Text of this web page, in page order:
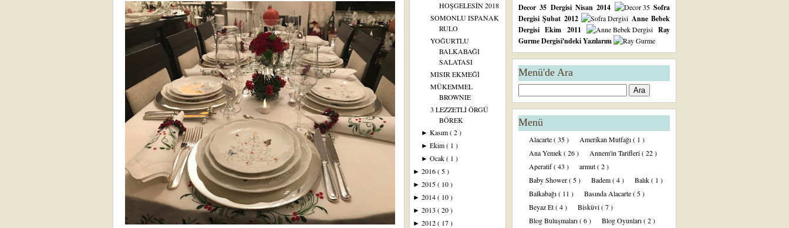
HOŞGELESİN 2018
SOMONLU ISPANAK
RULO
YOĞURTLU
BALKABAĞI
SALATASI
MISIR EKMEĞİ
MÜKEMMEL
BROWNIE
3 LEZZETLİ ÖRGÜ
BÖREK
►Kasım( 2 )
►Ekim( 1 )
►Ocak( 1 )
► 2016( 5 )
► 2015( 10 )
► 2014( 10 )
► 2013 ( 20 )
► 2012( 17 )
Decor 35 Dergisi Nisan 2014
Sofra
Dergisi Şubat 2012
Anne Bebek
Dergisi Ekim 2011
Ray
Gurme Dergisi'ndeki Yazılarım
Menü'de Ara
Menü
Alacarte( 35 ) Amerikan Mutfağı( 1 )
Ana Yemek( 26 ) Annem'in Tarifleri( 22 )
Aperatif( 43 ) armut( 2 )
Baby Shower( 5 ) Badem( 4 ) Balık( 1 )
Balkabağı( 11 ) Basında Alacarte( 5 )
Beyaz Et( 4 ) Bisküvi( 7 )
Blog Buluşmaları( 6 ) Blog Oyunları( 2 )